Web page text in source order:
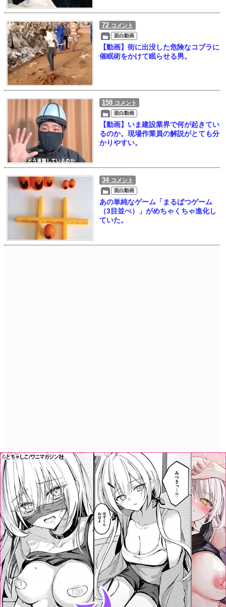
72 コメント
面白動画
【動画】街に出没した危険なコブラに
催眠術をかけて眠らせる男。
158 コメント
面白動画
【動画】いま建設業界で何が起きてい
るのか。現場作業員の解説がとても分
かりやすい。
34 コメント
面白動画
あの単純なゲーム「まるばつゲーム
（3目並べ）」がめちゃくちゃ進化し
ていた。